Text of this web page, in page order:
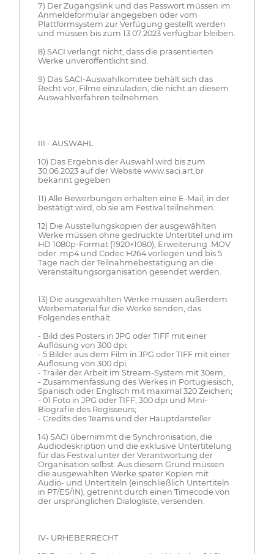
7) Der Zugangslink und das Passwort müssen im
Anmeldeformular angegeben oder vom
Plattformsystem zur Verfügung gestellt werden
und müssen bis zum 13.07.2023 verfügbar bleiben.
8) SACI verlangt nicht, dass die präsentierten
Werke unveröffentlicht sind.
9) Das SACI-Auswahlkomitee behält sich das
Recht vor, Filme einzuladen, die nicht an diesem
Auswahlverfahren teilnehmen.
III - AUSWAHL
10) Das Ergebnis der Auswahl wird bis zum
30.06.2023 auf der Website www.saci.art.br
bekannt gegeben
11) Alle Bewerbungen erhalten eine E-Mail, in der
bestätigt wird, ob sie am Festival teilnehmen.
12) Die Ausstellungskopien der ausgewählten
Werke müssen ohne gedruckte Untertitel und im
HD 1080p-Format (1920×1080), Erweiterung .MOV
oder .mp4 und Codec H264 vorliegen und bis 5
Tage nach der Teilnahmebestätigung an die
Veranstaltungsorganisation gesendet werden.
13) Die ausgewählten Werke müssen außerdem
Werbematerial für die Werke senden, das
Folgendes enthält:
- Bild des Posters in JPG oder TIFF mit einer
Auflösung von 300 dpi;
- 5 Bilder aus dem Film in JPG oder TIFF mit einer
Auflösung von 300 dpi;
- Trailer der Arbeit im Stream-System mit 30ern;
- Zusammenfassung des Werkes in Portugiesisch,
Spanisch oder Englisch mit maximal 320 Zeichen;
- 01 Foto in JPG oder TIFF, 300 dpi und Mini-
Biografie des Regisseurs;
- Credits des Teams und der Hauptdarsteller
14) SACI übernimmt die Synchronisation, die
Audiodeskription und die exklusive Untertitelung
für das Festival unter der Verantwortung der
Organisation selbst. Aus diesem Grund müssen
die ausgewählten Werke später Kopien mit
Audio- und Untertiteln (einschließlich Untertiteln
in PT/ES/IN), getrennt durch einen Timecode von
der ursprünglichen Dialogliste, versenden.
IV- URHEBERRECHT